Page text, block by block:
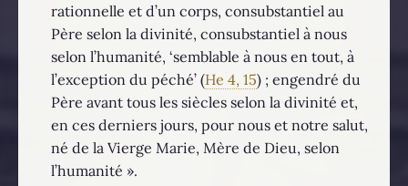
rationnelle et d’un corps, consubstantiel au
Père selon la divinité, consubstantiel à nous
selon l’humanité, ‘semblable à nous en tout, à
l’exception du péché’ (He 4, 15) ; engendré du
Père avant tous les siècles selon la divinité et,
en ces derniers jours, pour nous et notre salut,
né de la Vierge Marie, Mère de Dieu, selon
l’humanité ».